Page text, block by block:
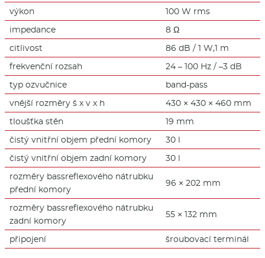
výkon
100 W rms
impedance
8 Ω
citlivost
86 dB / 1 W,1 m
frekvenční rozsah
24 – 100 Hz / –3 dB
typ ozvučnice
band-pass
vnější rozměry š x v x h
430 × 430 × 460 mm
tloušťka stěn
19 mm
čistý vnitřní objem přední komory
30 l
čistý vnitřní objem zadní komory
30 l
rozměry bassreflexového nátrubku
přední komory
96 × 202 mm
rozměry bassreflexového nátrubku
zadní komory
55 × 132 mm
připojení šroubovací terminál